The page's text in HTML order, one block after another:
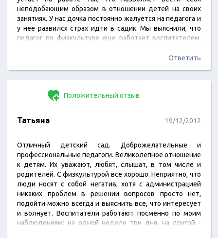
неподобающим образом в отношении детей на своих
занятиях. У нас дочка постоянно жалуется на педагога и
у нее развился страх идти в садик. Мы выяснили, что
педагог по физкультуре еще работает воспитателем,
Прошу Вас разобраться с этой проблемой и определить
Ответить
Положительный отзыв
Татьяна 19/12/2012
Отличный детский сад. Доброжелательные и
профессиональные педагоги. Великолепное отношение
к детям. Их уважают, любят, слышат, в том числе и
родителей. С физкультурой все хорошо. Неприятно, что
люди носят с собой негатив, хотя с администрацией
никаких проблем в решении вопросов просто нет,
подойти можно всегда и выяснить все, что интересует
и волнует. Воспитатели работают посменно по моим
наблюдениям: на одной неделе три дня, на другой -